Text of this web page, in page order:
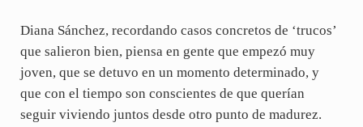
Diana Sánchez, recordando casos concretos de ‘trucos’
que salieron bien, piensa en gente que empezó muy
joven, que se detuvo en un momento determinado, y
que con el tiempo son conscientes de que querían
seguir viviendo juntos desde otro punto de madurez.